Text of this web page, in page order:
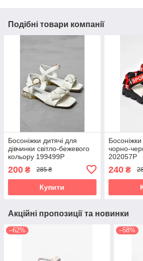
Подібні товари компанії
Босоніжки дитячі для
дівчинки світло-бежевого
кольору 199499P
200 ₴ 285 ₴
Купити
чорно-
202057P
240₴
Акційні пропозиції та новинки
–62% –58%